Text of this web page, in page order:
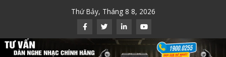
Thứ Bảy, Tháng 8 8, 2026